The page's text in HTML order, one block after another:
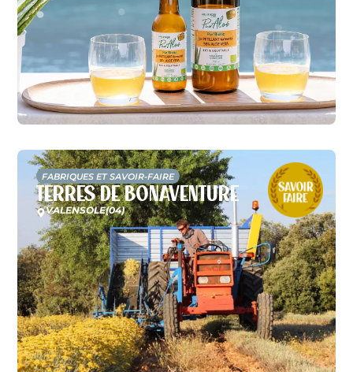
FABRIQUES ET SAVOIR-FAIRE
Terres de Bonaventure
VALENSOLE(04)